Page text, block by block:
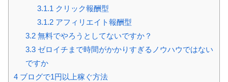
3.1.1 クリック報酬型
3.1.2アフィリエイト報酬型
3.2無料でやろうとしてないですか？
3.3ゼロイチまで時間がかかりすぎるノウハウではない
ですか
4 ブログで1円以上稼ぐ方法